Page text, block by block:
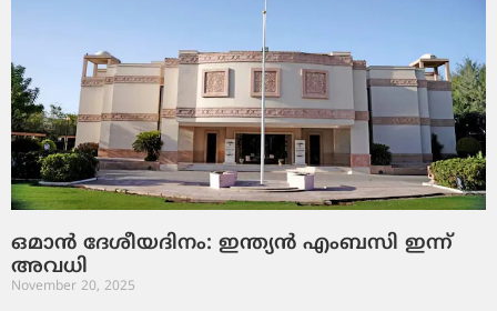
ഒമാൻ ദേശീയദിനം: ഇന്ത്യൻ എംബസി ഇന്ന്
അവധി
November 20, 2025